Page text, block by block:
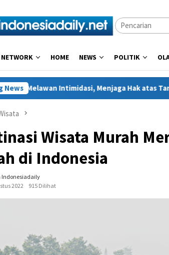
HOME NEWS POLITIK
NewsMenjaga Hak atas Tanah Kapolres
Wisata Murah
di Indonesia
Indonesiadaily
2022
915 Dilihat